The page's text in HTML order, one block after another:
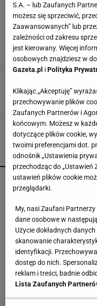
FC BAYERN
Potulski
Szymon
pomógł.
Franciszek
POPULARNE
Trzy minuty
Słaby
zawiodła
Do tej pory
Teraz takie
MATERIAŁ
S.A. – lub Zaufanych
możesz się sprzeciwić,
Zaawansowanych” lub
zależności od zakresu
jest kierowany. Więcej
osobowych znajdziesz w
Gazeta.pl iPolityka
Klikając „Akceptuję”
przechowywanie plików
Zaufanych Partnerów i
końcowym. Możesz w
dotyczące plików cookie,
twoimi preferencjami dot.
odnośnik „Ustawienia
przechodząc do „Ustawień
ustawień plików cookie
przeglądarki.
My, nasi Zaufani
dane osobowe w
Użycie dokładnych
skanowanie
identyfikacji.
dostęp do nich.
reklam i treści, badnie
Lista Zaufanych